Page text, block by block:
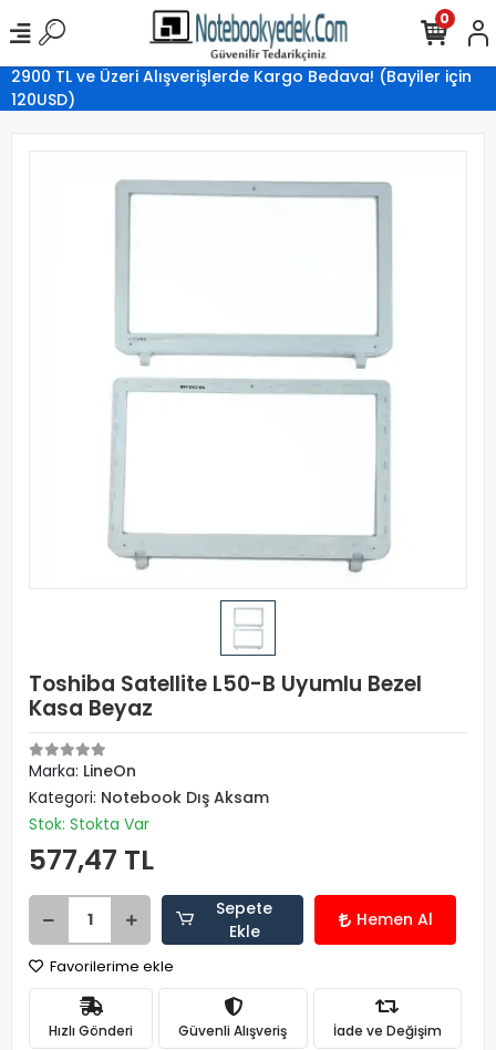
2900 TL ve Üzeri Alışverişlerde Kargo Bedava! (Bayiler için
120USD)
0
Toshiba Satellite L50-B Uyumlu Bezel
Kasa Beyaz
Marka: LineOn
Kategori: Notebook Dış Aksam
Stok: Stokta Var
577,47 TL
Sepete
Ekle
Hemen Al
Favorilerime ekle
Hızlı Gönderi Güvenli Alışveriş İade ve Değişim